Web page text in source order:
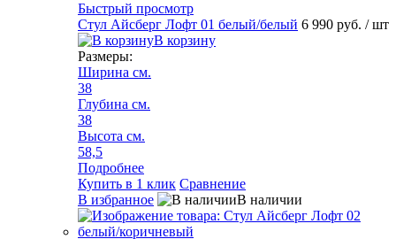
Быстрый просмотр
Стул Айсберг Лофт 01 белый/белый 6 990 руб. / шт
В корзину
Размеры:
Ширина см.
38
Глубина см.
38
Высота см.
58,5
Подробнее
Купить в 1 клик Сравнение
В избранное
В наличии